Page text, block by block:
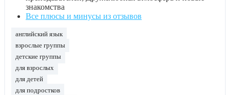
знакомства
Все плюсы и минусы из отзывов
английский язык
взрослые группы
детские группы
для взрослых
для детей
для подростков